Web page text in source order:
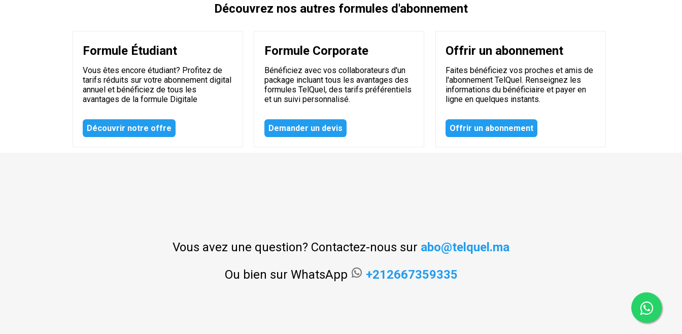
Découvrez nos autres formules d'abonnement
Formule Étudiant
Vous êtes encore étudiant? Profitez de
tarifs réduits sur votre abonnement digital
annuel et bénéficiez de tous les
avantages de la formule Digitale
Découvrir notre offre
Formule Corporate
Bénéficiez avec vos collaborateurs d'un
package incluant tous les avantages des
formules TelQuel, des tarifs préférentiels
et un suivi personnalisé.
Demander un devis
Offrir un abonnement
Faites bénéficiez vos proches et amis de
l'abonnement TelQuel. Renseignez les
informations du bénéficiaire et payer en
ligne en quelques instants.
Offrir un abonnement
Vous avez une question? Contactez-nous sur abo@telquel.ma
Ou bien sur WhatsApp
+212667359335